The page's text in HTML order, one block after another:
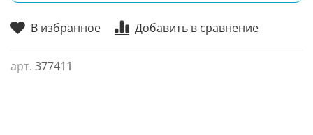
В избранное Добавить в сравнение
арт. 377411